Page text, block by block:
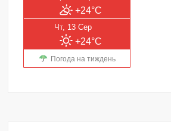
+24°C
Чт, 13 Сер
+24°C
Погода на тиждень